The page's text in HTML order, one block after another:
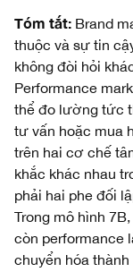
Tóm tắt: Brand
thuộc và sự tin
không đòi hỏi
Performance
thể đo lường tức
tư vấn hoặc mua
trên hai cơ chế
khắc khác nhau
phải hai phe đối
Trong mô hình
còn performance
chuyển hóa